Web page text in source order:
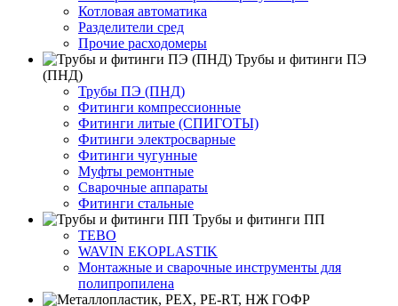
Котловая автоматика
Разделители сред
Прочие расходомеры
Трубы и фитинги ПЭ
(ПНД)
Трубы ПЭ (ПНД)
Фитинги компрессионные
Фитинги литые (СПИГОТЫ)
Фитинги электросварные
Фитинги чугунные
Муфты ремонтные
Сварочные аппараты
Фитинги стальные
Трубы и фитинги ПП
TEBO
WAVIN EKOPLASTIK
Монтажные и сварочные инструменты для
полипропилена